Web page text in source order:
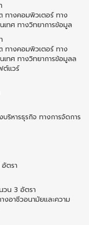
างคอมพิวเตอร์ ทาง
เทศ ทางวิทยาการข้อมูล
างคอมพิวเตอร์ ทาง
เทศ ทางวิทยาการข้อมูลล
ต์แวร์
หารธุรกิจ ทางการจัดการ
ตรา
วน 3 อัตรา
อาชีวอนามัยและความ